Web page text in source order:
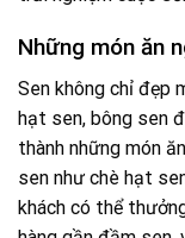
Những món ăn
Sen không chỉ đẹp
hạt sen, bông sen
thành những món
sen như chè hạt
khách có thể